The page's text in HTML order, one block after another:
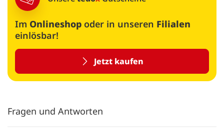
Im Onlineshop oder in unseren Filialen
einlösbar!
Jetzt kaufen
Fragen und Antworten